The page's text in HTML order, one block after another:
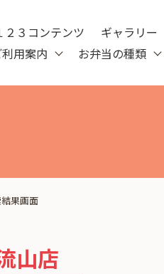
利用案内 お弁当の種類
２３コンテンツ ギャラリー
果画面
山店